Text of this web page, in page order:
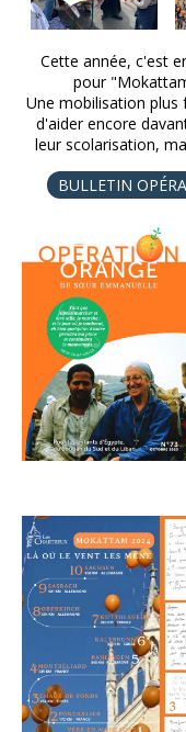
Cette année, c'est
pour
Une mobilisation plus
d'aider encore
leur scolarisation,
BULLETIN